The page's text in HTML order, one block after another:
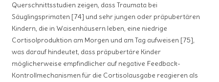
Querschnittsstudien zeigen, dass Traumata bei
Säuglingsprimaten [74] und sehr jungen oder präpubertären
Kindern, die in Waisenhäusern leben, eine niedrige
Cortisolproduktion am Morgen und am Tag aufweisen [75],
was darauf hindeutet, dass präpubertäre Kinder
möglicherweise empfindlicher auf negative Feedback-
Kontrollmechanismen für die Cortisolausgabe reagieren als